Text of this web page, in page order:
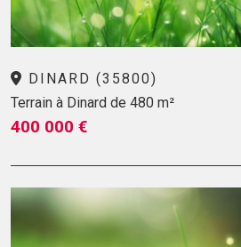
DINARD (35800)
Terrain à Dinard de 480 m²
400 000 €